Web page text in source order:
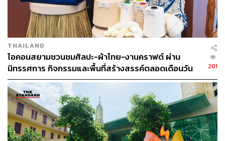
พยาบาล ศูนย์สุขภาพฯ นี้จะช่วยเติมเต็มสมดุลชีวิต
ด้วยบริการทางการแพทย์แบบบูรณาการและเป็น One Stop
Service โดย SIRIRAJ H Solutions จะเปิดให้บริการศูนย์
ตรวจสุขภาพ, ศูนย์สุขภาพเพศชาย, ศูนย์สุขภาพผู้หญิง,
คลินิกคลายเครียด, ศูนย์กายภาพบำบัด, ศูนย์สุขภาพเด็กและ
วัยรุ่น, ศูนย์สุขภาพผิวหนังและความงาม, ศูนย์สุขภาพสำหรับ
ผู้ออกกำลังกาย และสัปปายะสถาน โดยแพทย์แผนไทย
ประยุกต์ศิริราชรวมถึงพันธมิตรด้านสุขภาพอีกหลายภาค
ส่วน ทั้งนี้ คาดว่าจะเปิดให้บริการอย่างเป็นทางการในปี
2566
THAILAND
ไอคอนสยามชวนชมศิลปะ-ผ้าไทย-งานคราฟต์ ผ่าน
นิทรรศการ กิจกรรมและพื้นที่สร้างสรรค์ตลอดเดือนวัน
แม่ [ADVERTORIAL]
201